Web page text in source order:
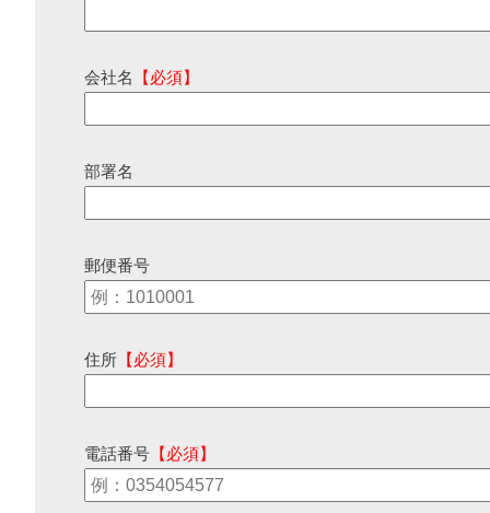
会社名 【必須】
部署名
郵便番号
住所 【必須】
電話番号 【必須】